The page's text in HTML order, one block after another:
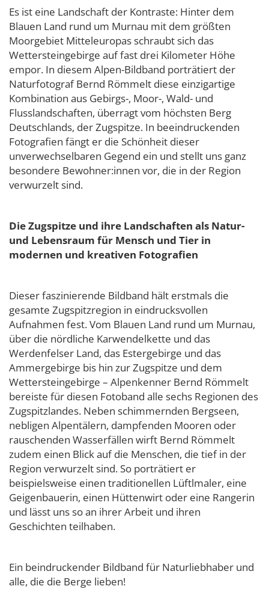
Es ist eine Landschaft der Kontraste: Hinter dem
Blauen Land rund um Murnau mit dem größten
Moorgebiet Mitteleuropas schraubt sich das
Wettersteingebirge auf fast drei Kilometer Höhe
empor. In diesem Alpen-Bildband porträtiert der
Naturfotograf Bernd Römmelt diese einzigartige
Kombination aus Gebirgs-, Moor-, Wald- und
Flusslandschaften, überragt vom höchsten Berg
Deutschlands, der Zugspitze. In beeindruckenden
Fotografien fängt er die Schönheit dieser
unverwechselbaren Gegend ein und stellt uns ganz
besondere Bewohner:innen vor, die in der Region
verwurzelt sind.
Die Zugspitze und ihre Landschaften als Natur-
und Lebensraum für Mensch und Tier in
modernen und kreativen Fotografien
Dieser faszinierende Bildband hält erstmals die
gesamte Zugspitzregion in eindrucksvollen
Aufnahmen fest. Vom Blauen Land rund um Murnau,
über die nördliche Karwendelkette und das
Werdenfelser Land, das Estergebirge und das
Ammergebirge bis hin zur Zugspitze und dem
Wettersteingebirge – Alpenkenner Bernd Römmelt
bereiste für diesen Fotoband alle sechs Regionen des
Zugspitzlandes. Neben schimmernden Bergseen,
nebligen Alpentälern, dampfenden Mooren oder
rauschenden Wasserfällen wirft Bernd Römmelt
zudem einen Blick auf die Menschen, die tief in der
Region verwurzelt sind. So porträtiert er
beispielsweise einen traditionellen Lüftlmaler, eine
Geigenbauerin, einen Hüttenwirt oder eine Rangerin
und lässt uns so an ihrer Arbeit und ihren
Geschichten teilhaben.
Ein beindruckender Bildband für Naturliebhaber und
alle, die die Berge lieben!